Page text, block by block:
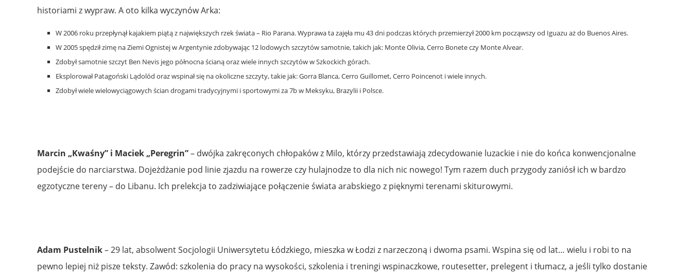
historiami z wypraw. A oto kilka wyczynów Arka:
W 2006 roku przepłynął kajakiem piątą z największych rzek świata – Rio Parana. Wyprawa ta zajęła mu 43 dni podczas których przemierzył 2000 km począwszy od Iguazu aż do Buenos Aires.
W 2005 spędził zimę na Ziemi Ognistej w Argentynie zdobywając 12 lodowych szczytów samotnie, takich jak: Monte Olivia, Cerro Bonete czy Monte Alvear.
Zdobył samotnie szczyt Ben Nevis jego północna ścianą oraz wiele innych szczytów w Szkockich górach.
Eksplorował Patagoński Lądolód oraz wspinał się na okoliczne szczyty, takie jak: Gorra Blanca, Cerro Guillomet, Cerro Poincenot i wiele innych.
Zdobył wiele wielowyciągowych ścian drogami tradycyjnymi i sportowymi za 7b w Meksyku, Brazylii i Polsce.
Marcin „Kwaśny” i Maciek „Peregrin”– dwójka zakręconych chłopaków z Milo, którzy przedstawiają zdecydowanie luzackie i nie do końca konwencjonalne
podejście do narciarstwa. Dojeżdżanie pod linie zjazdu na rowerze czy hulajnodze to dla nich nic nowego! Tym razem duch przygody zaniósł ich w bardzo
egzotyczne tereny – do Libanu. Ich prelekcja to zadziwiające połączenie świata arabskiego z pięknymi terenami skiturowymi.
Adam Pustelnik– 29 lat, absolwent Socjologii Uniwersytetu Łódzkiego, mieszka w Łodzi z narzeczoną i dwoma psami. Wspina się od lat… wielu i robi to na
pewno lepiej niż pisze teksty. Zawód: szkolenia do pracy na wysokości, szkolenia i treningi wspinaczkowe, routesetter, prelegent i tłumacz, a jeśli tylko dostanie